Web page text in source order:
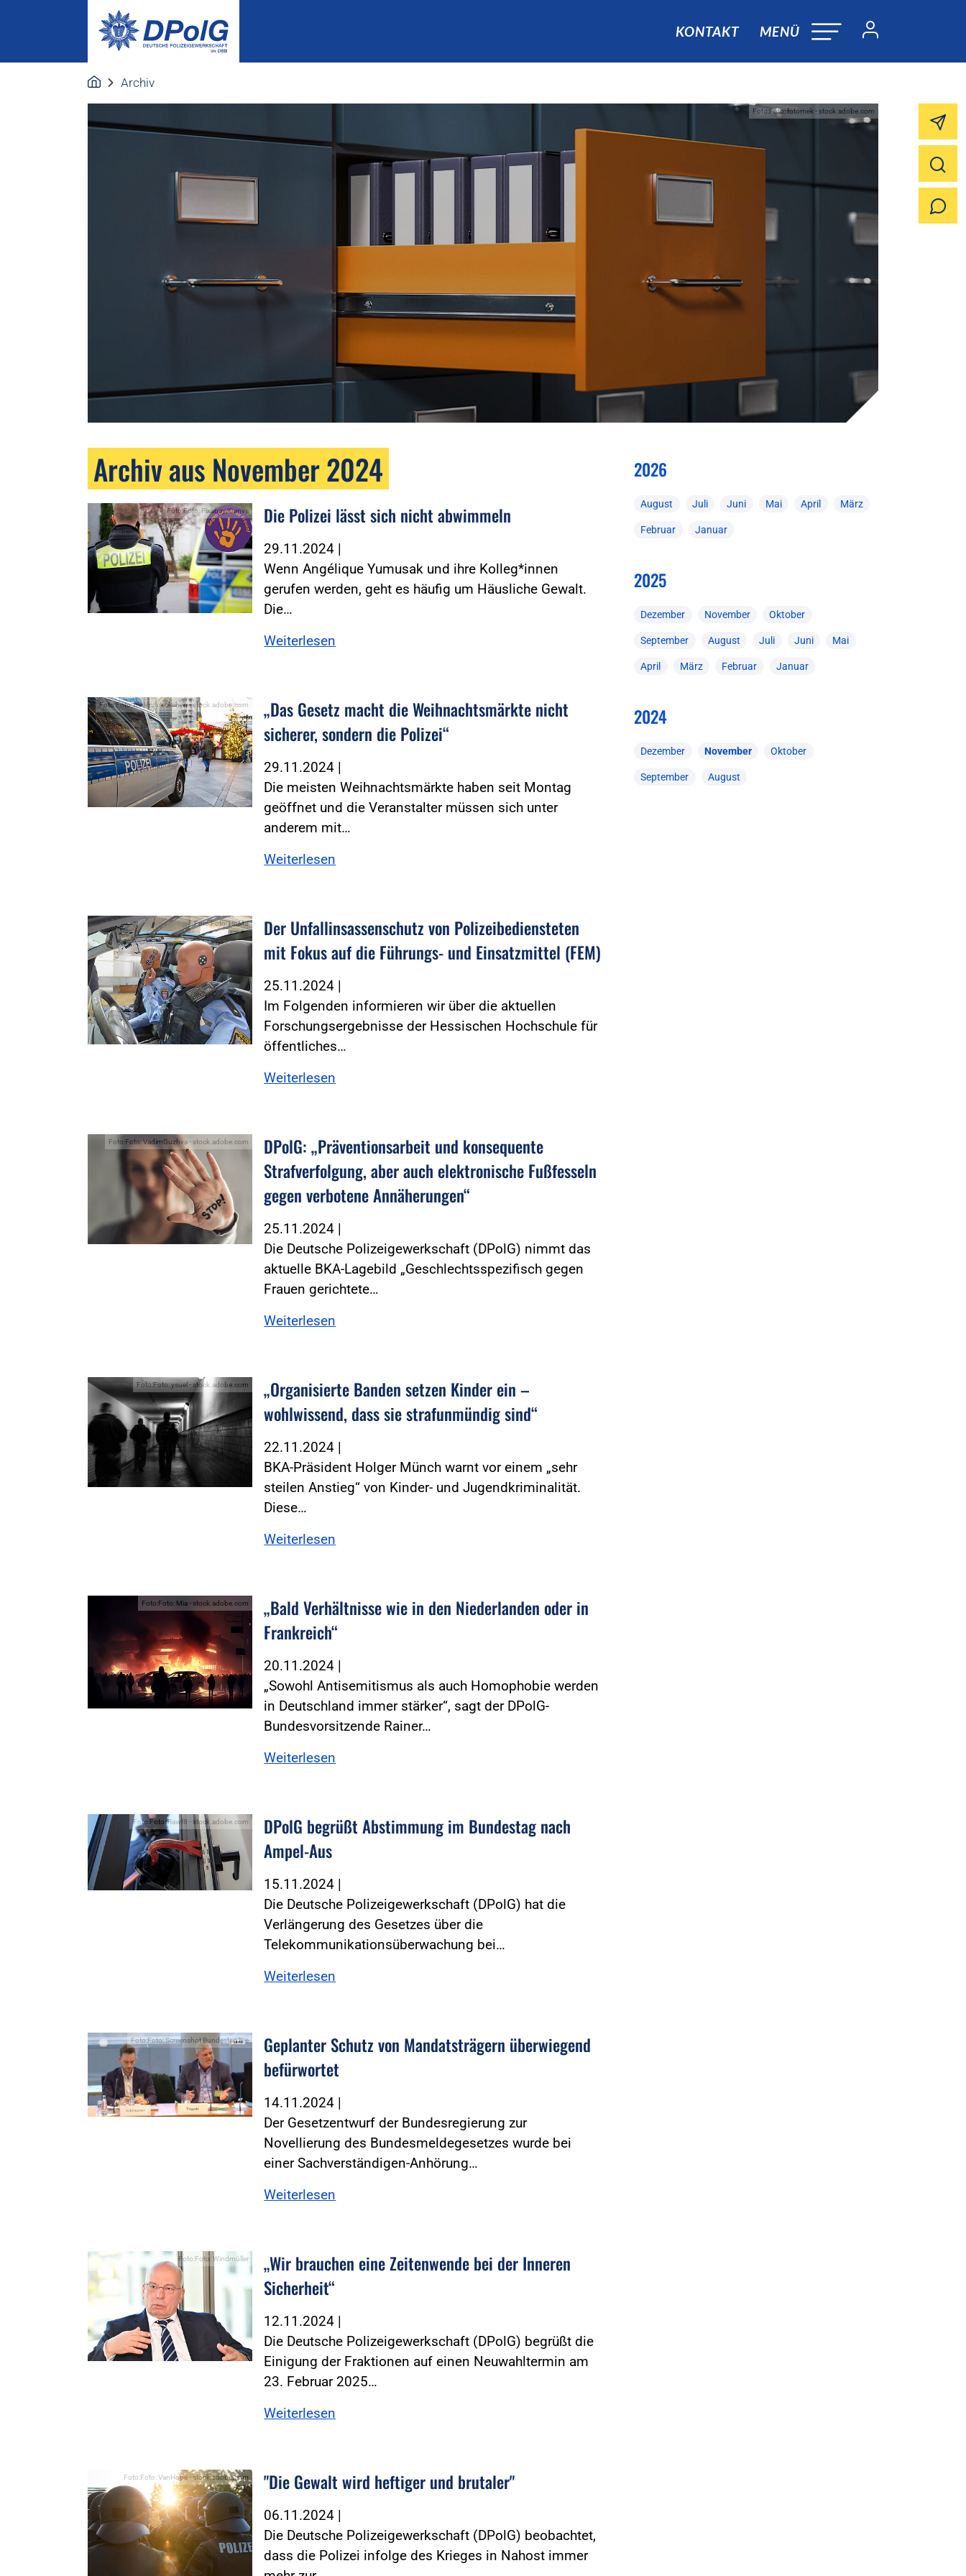
KONTAKT MENÜ
Archiv
Foto:Foto: fotomek - stock.adobe.com
Archiv aus November 2024
Foto:Foto: Pixabay/Canva Die Polizei lässt sich nicht abwimmeln
29.11.2024 |
Wenn Angélique Yumusak und ihre Kolleg*innen
gerufen werden, geht es häufig um Häusliche Gewalt.
Die…
Weiterlesen
Foto:Foto: bilderstoeckchen - stock.adobe.com
„Das Gesetz macht die Weihnachtsmärkte nicht
sicherer, sondern die Polizei“
29.11.2024 |
Die meisten Weihnachtsmärkte haben seit Montag
geöffnet und die Veranstalter müssen sich unter
anderem mit…
Weiterlesen
Foto:Foto: HöMS
Der Unfallinsassenschutz von ­Polizeibediensteten
mit Fokus auf die Führungs- und Einsatzmittel (FEM)
25.11.2024 |
Im Folgenden informieren wir über die aktuellen
Forschungsergebnisse der Hessischen Hochschule für
öffentliches…
Weiterlesen
Foto:Foto: VadimGuzhva - stock.adobe.com
DPolG: „Präventionsarbeit und konsequente
Strafverfolgung, aber auch elektronische Fußfesseln
gegen verbotene Annäherungen“
25.11.2024 |
Die Deutsche Polizeigewerkschaft (DPolG) nimmt das
aktuelle BKA-Lagebild „Geschlechtsspezifisch gegen
Frauen gerichtete…
Weiterlesen
Foto:Foto: ysuel - stock.adobe.com
„Organisierte Banden setzen Kinder ein –
wohlwissend, dass sie strafunmündig sind“
22.11.2024 |
BKA-Präsident Holger Münch warnt vor einem „sehr
steilen Anstieg“ von Kinder- und Jugendkriminalität.
Diese…
Weiterlesen
Foto:Foto: Mia - stock.adobe.com
„Bald Verhältnisse wie in den Niederlanden oder in
Frankreich“
20.11.2024 |
„Sowohl Antisemitismus als auch Homophobie werden
in Deutschland immer stärker“, sagt der DPolG-
Bundesvorsitzende Rainer…
Weiterlesen
Foto:Foto: Rawf8 - stock.adobe.com
DPolG begrüßt Abstimmung im Bundestag nach
Ampel-Aus
15.11.2024 |
Die Deutsche Polizeigewerkschaft (DPolG) hat die
Verlängerung des Gesetzes über die
Telekommunikationsüberwachung bei…
Weiterlesen
Foto:Foto: Screenshot Bundestag live
Geplanter Schutz von Mandatsträgern überwiegend
befürwortet
14.11.2024 |
Der Gesetzentwurf der Bundesregierung zur
Novellierung des Bundesmeldegesetzes wurde bei
einer Sachverständigen-Anhörung…
Weiterlesen
Foto:Foto: Windmüller
„Wir brauchen eine Zeitenwende bei der Inneren
Sicherheit“
12.11.2024 |
Die Deutsche Polizeigewerkschaft (DPolG) begrüßt die
Einigung der Fraktionen auf einen Neuwahltermin am
23. Februar 2025…
Weiterlesen
Foto:Foto: VanHope - stock.adobe.com "Die Gewalt wird heftiger und brutaler"
06.11.2024 |
Die Deutsche Polizeigewerkschaft (DPolG) beobachtet,
dass die Polizei infolge des Krieges in Nahost immer
2026
August Juli Juni Mai April März
Februar Januar
2025
Dezember November Oktober
September August Juli Juni Mai
April März Februar Januar
2024
Dezember November Oktober
September August